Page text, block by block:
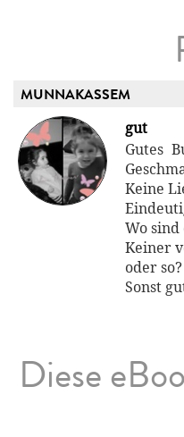
MUNNAKASSEM
gut
Gutes
Keine
Wo sind
Keiner
oder so?
Sonst
Diese